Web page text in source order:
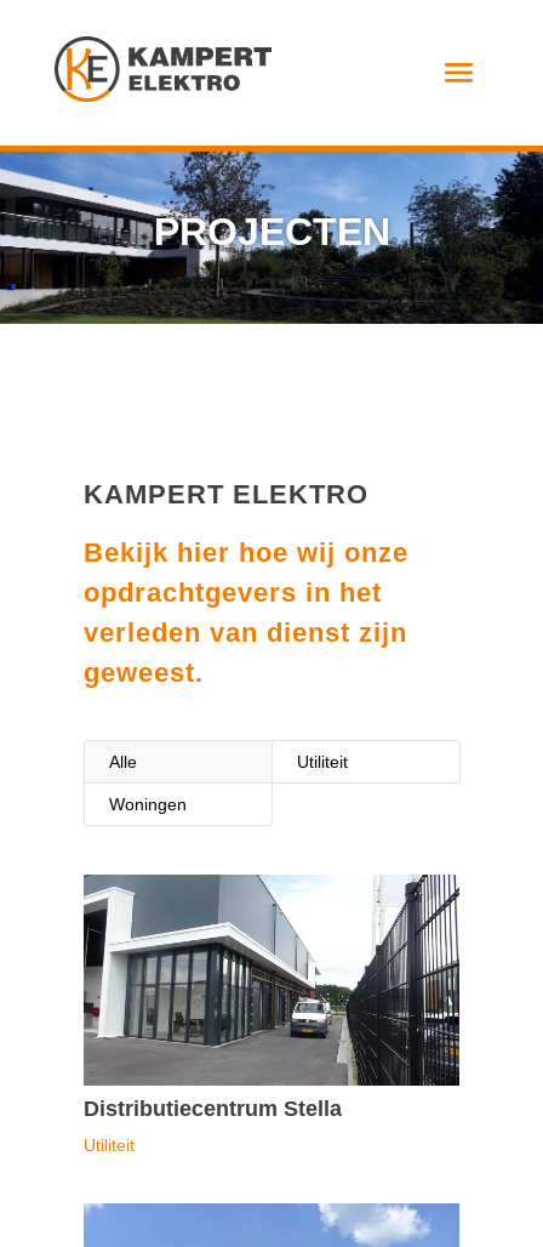
PROJECTEN
KAMPERT ELEKTRO
Bekijk hier hoe wij onze
opdrachtgevers in het
verleden van dienst zijn
geweest.
Alle Utiliteit
Woningen
Distributiecentrum Stella
Utiliteit